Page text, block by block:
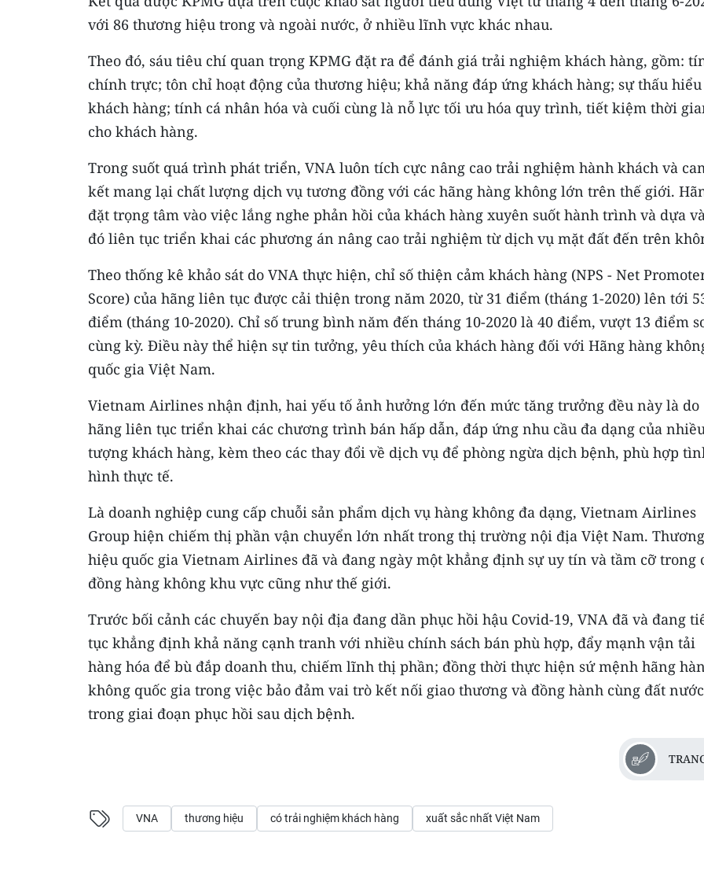
với 86 thương hiệu trong và ngoài nước, ở nhiều lĩnh vực khác nhau.
Theo đó, sáu tiêu chí quan trọng KPMG đặt ra để đánh giá trải nghiệm khách hàng, gồm:
chính trực; tôn chỉ hoạt động của thương hiệu; khả năng đáp ứng khách hàng; sự thấu hiểu
khách hàng; tính cá nhân hóa và cuối cùng là nỗ lực tối ưu hóa quy trình, tiết kiệm thời
cho khách hàng.
Trong suốt quá trình phát triển, VNA luôn tích cực nâng cao trải nghiệm hành khách và
kết mang lại chất lượng dịch vụ tương đồng với các hãng hàng không lớn trên thế giới.
đặt trọng tâm vào việc lắng nghe phản hồi của khách hàng xuyên suốt hành trình và dựa
đó liên tục triển khai các phương án nâng cao trải nghiệm từ dịch vụ mặt đất đến trên
Theo thống kê khảo sát do VNA thực hiện, chỉ số thiện cảm khách hàng (NPS - Net
Score) của hãng liên tục được cải thiện trong năm 2020, từ 31 điểm (tháng 1-2020) lên tới
điểm (tháng 10-2020). Chỉ số trung bình năm đến tháng 10-2020 là 40 điểm, vượt 13 điểm
cùng kỳ. Điều này thể hiện sự tin tưởng, yêu thích của khách hàng đối với Hãng hàng
quốc gia Việt Nam.
Vietnam Airlines nhận định, hai yếu tố ảnh hưởng lớn đến mức tăng trưởng đều này là do
hãng liên tục triển khai các chương trình bán hấp dẫn, đáp ứng nhu cầu đa dạng của
tượng khách hàng, kèm theo các thay đổi về dịch vụ để phòng ngừa dịch bệnh, phù hợp
hình thực tế.
Là doanh nghiệp cung cấp chuỗi sản phẩm dịch vụ hàng không đa dạng, Vietnam Airlines
Group hiện chiếm thị phần vận chuyển lớn nhất trong thị trường nội địa Việt Nam. Thương
hiệu quốc gia Vietnam Airlines đã và đang ngày một khẳng định sự uy tín và tầm cỡ trong
đồng hàng không khu vực cũng như thế giới.
Trước bối cảnh các chuyến bay nội địa đang dần phục hồi hậu Covid-19, VNA đã và đang
tục khẳng định khả năng cạnh tranh với nhiều chính sách bán phù hợp, đẩy mạnh vận tải
hàng hóa để bù đắp doanh thu, chiếm lĩnh thị phần; đồng thời thực hiện sứ mệnh hãng
không quốc gia trong việc bảo đảm vai trò kết nối giao thương và đồng hành cùng đất nước
trong giai đoạn phục hồi sau dịch bệnh.
VNA thương hiệu có trải nghiệm khách hàng xuất sắc nhất Việt Nam